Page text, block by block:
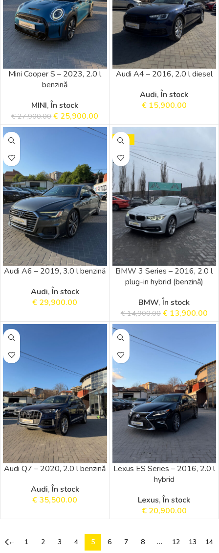
Mini Cooper S – 2023, 2.0 l
benzină
MINI,În stock
€27,900.00 € 25,900.00
Audi A4 – 2016, 2.0 l diesel
Audi,În stock
€15,900.00
Audi A6 – 2019, 3.0 l benzină
Audi,În stock
€ 29,900.00
SALE
BMW 3 Series – 2016, 2.0 l
plug-in hybrid (benzină)
BMW,În stock
€14,900.00 €13,900.00
Audi Q7 – 2020, 2.0 l benzină
Audi,În stock
€ 35,500.00
Lexus ES Series – 2016, 2.0 l
hybrid
Lexus,În stock
€20,900.00
← 1 2 3 4 5 6 7 8 … 12 13
14